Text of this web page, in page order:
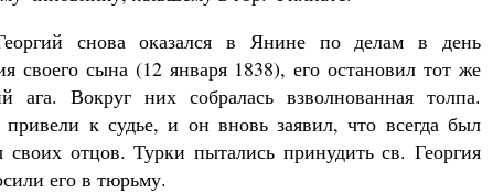
снова оказался в Янине по делам в день
своего сына (12 января 1838), его остановил тот же
ага. Вокруг них собралась взволнованная толпа.
привели к судье, и он вновь заявил, что всегда был
отцов. Турки пытались принудить св. Георгия
его в тюрьму.
своё место в жизни
Мурышев
Великомученик Георгий Победоносец. Научись у
святого
Роман Котов